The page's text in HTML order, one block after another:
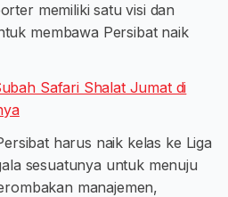
memiliki satu visi dan
membawa Persibat naik
Safari Shalat Jumat di
harus naik kelas ke Liga
sesuatunya untuk menuju
manajemen,